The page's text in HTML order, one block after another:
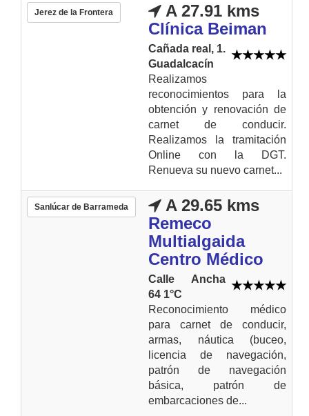
Jerez de la Frontera
A 27.91 kms
Clínica Beiman
Cañada real, 1.
Guadalcacín
Realizamos
reconocimientos para la
obtención y renovación de
carnet de conducir.
Realizamos la tramitación
Online con la DGT.
Renueva su nuevo carnet...
Sanlúcar de Barrameda
A 29.65 kms
Remeco
Multialgaida
Centro Médico
Calle Ancha
64 1°C
Reconocimiento médico
para carnet de conducir,
armas, náutica (buceo,
licencia de navegación,
patrón de navegación
básica, patrón de
embarcaciones de...